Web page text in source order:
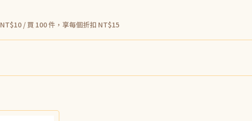
NT$10 / 買 100 件， 享每個折扣 NT$15